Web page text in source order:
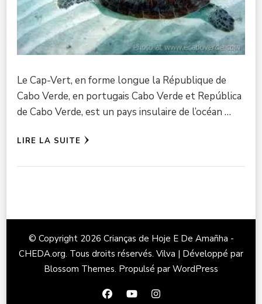
Le Cap-Vert, en forme longue la République de
Cabo Verde, en portugais Cabo Verde et República
de Cabo Verde, est un pays insulaire de l’océan …
LIRE LA SUITE
© Copyright 2026 Crianças de Hoje E De Amañha -
CHEDA.org. Tous droits réservés. Vilva | Développé par
Blossom Themes. Propulsé par WordPress